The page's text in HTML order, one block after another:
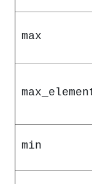
max
min